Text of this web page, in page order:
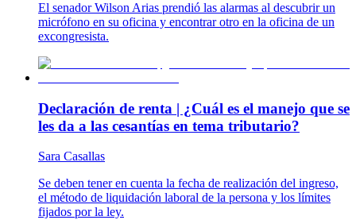
El senador Wilson Arias prendió las alarmas al descubrir un
micrófono en su oficina y encontrar otro en la oficina de un
excongresista.
Declaración de renta | ¿Cuál es el manejo que se
les da a las cesantías en tema tributario?
Sara Casallas
Se deben tener en cuenta la fecha de realización del ingreso,
el método de liquidación laboral de la persona y los límites
fijados por la ley.